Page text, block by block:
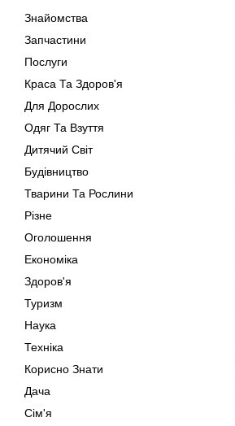
Знайомства
Запчастини
Послуги
Краса Та Здоров'я
Для Дорослих
Одяг Та Взуття
Дитячий Світ
Будівництво
Тварини Та Рослини
Різне
Оголошення
Економіка
Здоров'я
Туризм
Наука
Техніка
Корисно Знати
Дача
Сім'я